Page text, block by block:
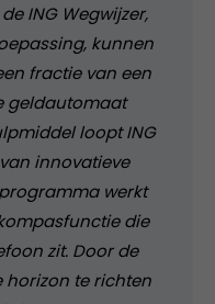
ING Wegwijzer,
kunnen
fractie van een
geldautomaat
loopt ING
innovatieve
werkt
die
zit. Door de
te richten